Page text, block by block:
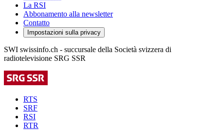
La RSI
Abbonamento alla newsletter
Contatto
Impostazioni sulla privacy
SWI swissinfo.ch - succursale della Società svizzera di
radiotelevisione SRG SSR
RTS
SRF
RSI
RTR